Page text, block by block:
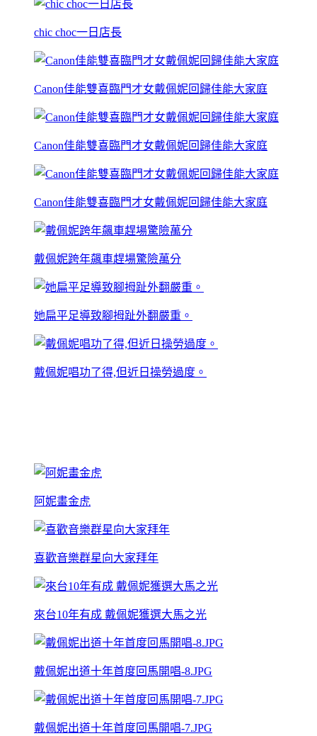
chic choc一日店長
Canon佳能雙喜臨門才女戴佩妮回歸佳能大家庭
Canon佳能雙喜臨門才女戴佩妮回歸佳能大家庭
Canon佳能雙喜臨門才女戴佩妮回歸佳能大家庭
戴佩妮跨年飆車趕場驚險萬分
她扁平足導致腳拇趾外翻嚴重。
戴佩妮唱功了得,但近日操勞過度。
阿妮畫金虎
喜歡音樂群星向大家拜年
來台10年有成 戴佩妮獲選大馬之光
戴佩妮出道十年首度回馬開唱-8.JPG
戴佩妮出道十年首度回馬開唱-7.JPG